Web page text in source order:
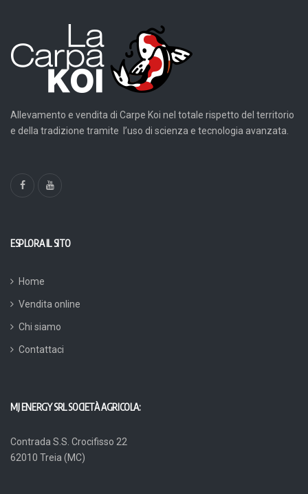
Allevamento e vendita di Carpe Koi nel totale rispetto del territorio
e della tradizione tramite l’uso di scienza e tecnologia avanzata.
ESPLORA IL SITO
Home
Vendita online
Chi siamo
Contattaci
MJ ENERGY SRL SOCIETÀ AGRICOLA:
Contrada S.S. Crocifisso 22
62010 Treia (MC)